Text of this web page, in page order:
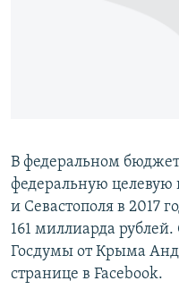
В федеральном
федеральную
и Севастополя в 2017
161 миллиарда рублей.
Госдумы от Крыма
странице в Facebook.